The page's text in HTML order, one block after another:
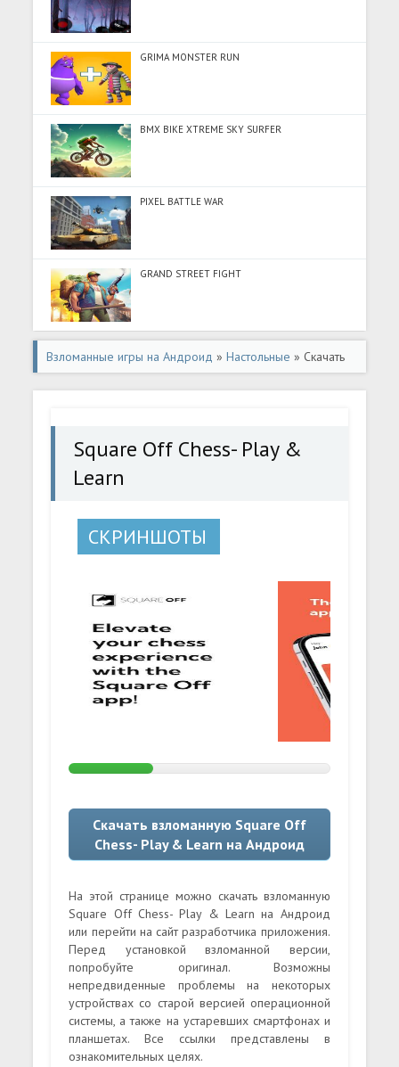
GRIMA MONSTER RUN
BMX BIKE XTREME SKY SURFER
PIXEL BATTLE WAR
GRAND STREET FIGHT
Взломанные игры на Андроид »Настольные » Скачать
Square Off Chess- Play & Learn (Разблокировано все)
Square Off Chess- Play &
Learn
СКРИНШОТЫ
Скачать взломанную Square Off
Chess- Play & Learn на Андроид
На этой странице можно скачать взломанную
Square Off Chess- Play & Learn на Андроид
или перейти на сайт разработчика приложения.
Перед установкой взломанной версии,
попробуйте оригинал. Возможны
непредвиденные проблемы на некоторых
устройствах со старой версией операционной
системы, а также на устаревших смартфонах и
планшетах. Все ссылки представлены в
ознакомительных целях.